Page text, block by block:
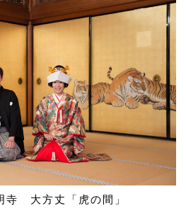
寺 大方丈「虎の間」